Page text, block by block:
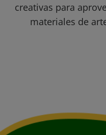
creativas para
materiales de